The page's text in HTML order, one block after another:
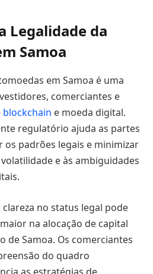
Legalidade da
Samoa
em Samoa é uma
comerciantes e
blockchain e moeda digital.
regulatório ajuda as partes
os padrões legais e minimizar
e às ambiguidades
no status legal pode
na alocação de capital
de Samoa. Os comerciantes
do quadro